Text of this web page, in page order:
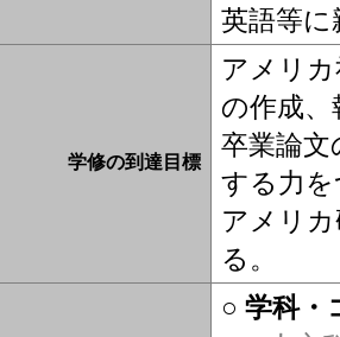
英語等
学修の到達目標
アメリ
の作成
卒業論
する力
アメリ
る。
○ 学科・